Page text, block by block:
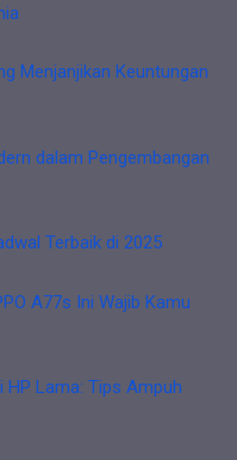
Menjanjikan Keuntungan
dalam Pengembangan
Terbaik di 2025
A77s Ini Wajib Kamu
Lama: Tips Ampuh